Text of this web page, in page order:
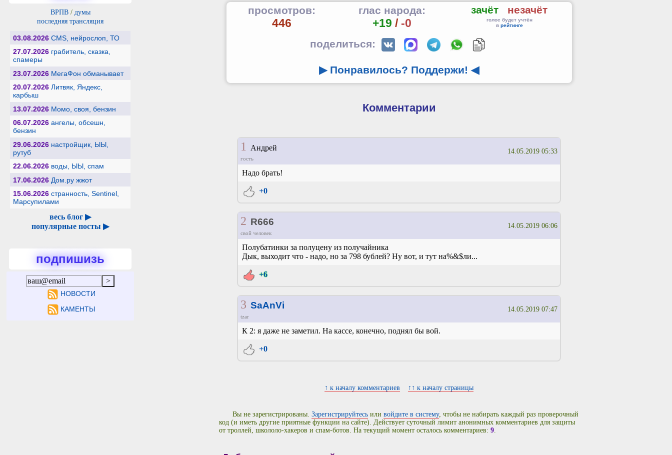
ВРПВ/ думы
последняя трансляция
03.08.2026 CMS, нейрослоп, ТО
27.07.2026 грабитель, сказка,
спамеры
23.07.2026 МегаФон обманывает
20.07.2026 Литвяк, Яндекс,
карбыш
13.07.2026 Момо, своя, бензин
06.07.2026 ангелы, обсешн,
бензин
29.06.2026 настройщик, ЫЫ,
рутуб
22.06.2026 воды, ЫЫ, спам
17.06.2026 Дом.ру жжот
15.06.2026 странность, Sentinel,
Марсупилами
весь блог ▶
популярные посты ▶
подпишизь
НОВОСТИ
КАМЕНТЫ
просмотров:
446
глас народа:
+19 / -0
зачёт незачёт
голос будет учтён
в рейтинге
поделиться:
▶ Понравилось? Поддержи! ◀
Комментарии
1 Андрей
гость
14.05.2019 05:33
Надо брать!
+0
2 R666
свой человек
14.05.2019 06:06
Полубатинки за полуцену из получайника
Дык, выходит что - надо, но за 798 бублей? Ну вот, и тут на%&$ли...
+6
3 SaAnVi
tzar
14.05.2019 07:47
К 2: я даже не заметил. На кассе, конечно, поднял бы вой.
+0
↑ к началу комментариев ↑↑ к началу страницы
Вы не зарегистрированы.Зарегистрируйтесь иливойдите в систему, чтобы не набирать каждый раз проверочный
код (и иметь другие приятные функции на сайте). Действует суточный лимит анонимных комментариев для защиты
от троллей, школоло-хакеров и спам-ботов. На текущий момент осталось комментариев: 9.